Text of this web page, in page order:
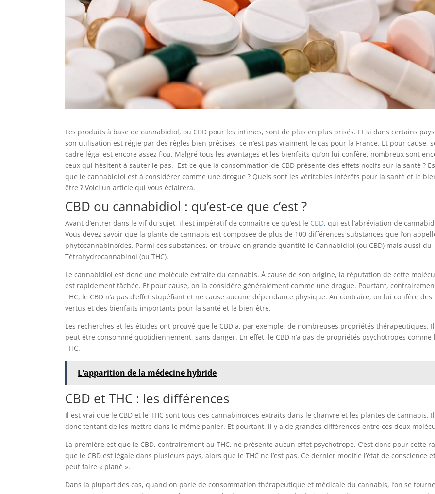
Les produits à base de cannabidiol, ou CBD pour les intimes, sont de plus en plus prisés. Et si dans certains
son utilisation est régie par des règles bien précises, ce n’est pas vraiment le cas pour la France. Et pour cause,
cadre légal est encore assez flou. Malgré tous les avantages et les bienfaits qu’on lui confère, nombreux sont
ceux qui hésitent à sauter le pas. Est-ce que la consommation de CBD présente des effets nocifs sur la santé ?
que le cannabidiol est à considérer comme une drogue ? Quels sont les véritables intérêts pour la santé et le
être ? Voici un article qui vous éclairera.
CBD ou cannabidiol : qu’est-ce que c’est ?
Avant d’entrer dans le vif du sujet, il est impératif de connaître ce qu’est le CBD, qui est l’abréviation de
Vous devez savoir que la plante de cannabis est composée de plus de 100 différences substances que l’on
phytocannabinoïdes. Parmi ces substances, on trouve en grande quantité le Cannabidiol (ou CBD) mais aussi du
Tétrahydrocannabinol (ou THC).
Le cannabidiol est donc une molécule extraite du cannabis. À cause de son origine, la réputation de cette
est rapidement tâchée. Et pour cause, on la considère généralement comme une drogue. Pourtant,
THC, le CBD n’a pas d’effet stupéfiant et ne cause aucune dépendance physique. Au contraire, on lui confère des
vertus et des bienfaits importants pour la santé et le bien-être.
Les recherches et les études ont prouvé que le CBD a, par exemple, de nombreuses propriétés thérapeutiques. Il
peut être consommé quotidiennement, sans danger. En effet, le CBD n’a pas de propriétés psychotropes comme
THC.
L'apparition de la médecine hybride
CBD et THC : les différences
Il est vrai que le CBD et le THC sont tous des cannabinoïdes extraits dans le chanvre et les plantes de cannabis.
donc tentant de les mettre dans le même panier. Et pourtant, il y a de grandes différences entre ces deux
La première est que le CBD, contrairement au THC, ne présente aucun effet psychotrope. C’est donc pour cette
que le CBD est légale dans plusieurs pays, alors que le THC ne l’est pas. Ce dernier modifie l’état de conscience et
peut faire « plané ».
Dans la plupart des cas, quand on parle de consommation thérapeutique et médicale du cannabis, l’on se tourne